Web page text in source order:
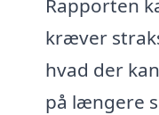
Rapporten
kræver
hvad der
på længere